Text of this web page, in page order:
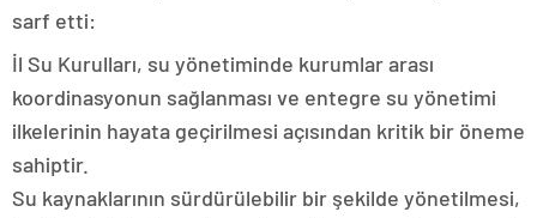
sarf etti:
İl Su Kurulları, su yönetiminde kurumlar arası
koordinasyonun sağlanması ve entegre su yönetimi
ilkelerinin hayata geçirilmesi açısından kritik bir öneme
sahiptir.
Su kaynaklarının sürdürülebilir bir şekilde yönetilmesi,